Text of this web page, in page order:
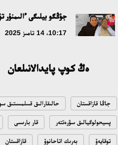
ۇلتتىق
دامۋ باعىتى
مەملەكەت باسشىسى كوبەيتۇز
التىن وردا تاريحىن وقىتۋدىڭ
10:28، 15 شىلدە 2026
جۇڭگو بيلىگى ءالىمنۇر
10:17، 14 تامىز 2025
ەڭ كوپ پايدالانىلعان
جاڭا قازاقستان حالىقارالىق قىىلمىستىق
پسيحولوگيالىق سۋرەتتەر قار بارىسى
توقايەۆ بەرىك اتاحانوۆ قازاقستان